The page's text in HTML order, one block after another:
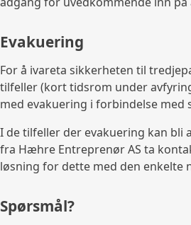
Evakuering
For å ivareta sikkerheten til
tilfeller (kort tidsrom under
med evakuering i forbindelse med
I de tilfeller der evakuering kan bli
fra Hæhre Entreprenør AS ta
løsning for dette med den enkelte
Spørsmål?